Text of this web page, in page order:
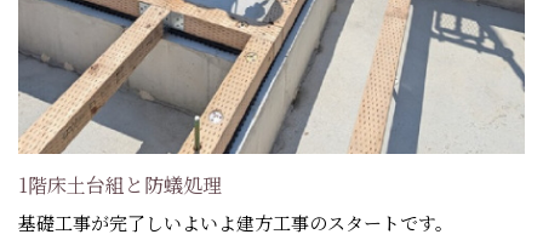
1階床土台組と防蟻処理
基礎工事が完了しいよいよ建方工事のスタートです。